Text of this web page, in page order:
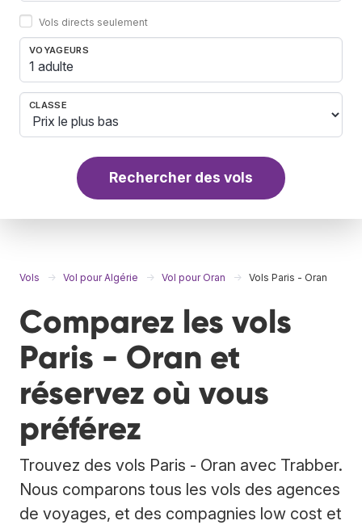
Vols directs seulement
VOYAGEURS
1 adulte
CLASSE
Rechercher des vols
Vols Vol pour Algérie Vol pour Oran Vols Paris - Oran
Comparez les vols
Paris - Oran et
réservez où vous
préférez
Trouvez des vols Paris - Oran avec Trabber.
Nous comparons tous les vols des agences
de voyages, et des compagnies low cost et